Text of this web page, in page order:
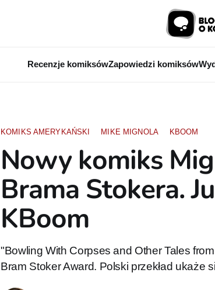
Recenzje komiksówZapowiedzi komiksów
KOMIKS AMERYKAŃSKI MIKE MIGNOLA KBOOM
Nowy komiks
Brama Stokera.
KBoom
"Bowling With Corpses and Other Tales
Bram Stoker Award. Polski przekład ukaże